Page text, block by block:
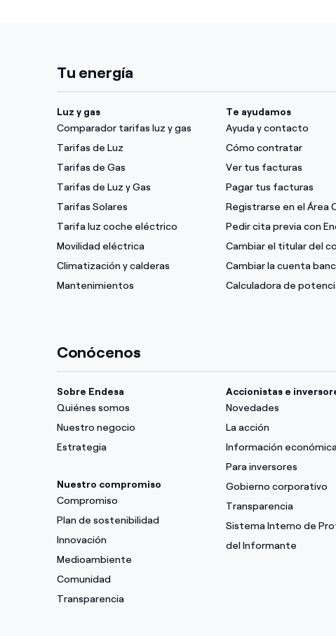
Tu energía
Luz y gas
Comparador tarifas luz y gas
Tarifas de Luz
Tarifas de Gas
Tarifas de Luz y Gas
Tarifas Solares
Tarifa luz coche eléctrico
Movilidad eléctrica
Climatización y calderas
Mantenimientos
Te ayudamos
Ayuda y contacto
Cómo contratar
Ver tus facturas
Pagar tus facturas
Registrarse en el Área
Pedir cita previa con
Cambiar el titular del
Cambiar la cuenta
Calculadora de
Conócenos
Sobre Endesa
Quiénes somos
Nuestro negocio
Estrategia
Nuestro compromiso
Compromiso
Plan de sostenibilidad
Innovación
Medioambiente
Comunidad
Transparencia
Accionistas e
Novedades
La acción
Información económica
Para inversores
Gobierno corporativo
Transparencia
Sistema Interno de
del Informante